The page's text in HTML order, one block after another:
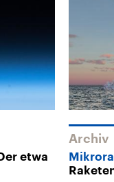
Der etwa
Archiv